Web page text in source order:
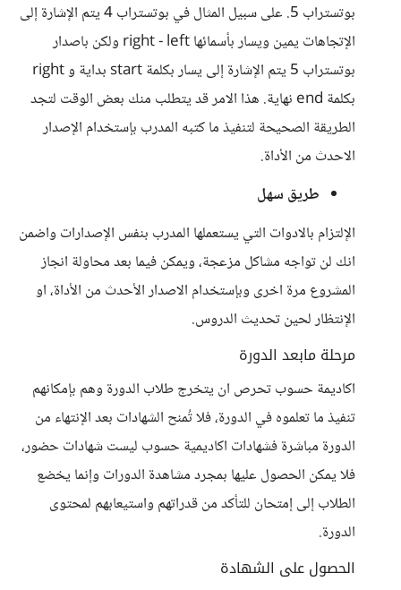
بوتستراب 5. على سبيل المثال في بوتستراب 4 يتم الإشارة إلى
الإتجاهات يمين ويسار بأسمائها right - left ولكن باصدار
بوتستراب 5 يتم الإشارة إلى يسار بكلمة start بداية و right
بكلمة end نهاية. هذا الامر قد يتطلب منك بعض الوقت لتجد
الطريقة الصحيحة لتنفيذ ما كتبه المدرب بإستخدام الإصدار
الاحدث من الأداة.
طريق سهل
الإلتزام بالادوات التي يستعملها المدرب بنفس الإصدارات واضمن
انك لن تواجه مشاكل مزعجة، ويمكن فيما بعد محاولة انجاز
المشروع مرة اخرى وبإستخدام الاصدار الأحدث من الأداة، او
الإنتظار لحين تحديث الدروس.
مرحلة مابعد الدورة
اكاديمة حسوب تحرص ان يتخرج طلاب الدورة وهم بإمكانهم
تنفيذ ما تعلموه في الدورة، فلا تُمنح الشهادات بعد الإنتهاء من
الدورة مباشرة فشهادات اكاديمية حسوب ليست شهادات حضور،
فلا يمكن الحصول عليها بمجرد مشاهدة الدورات وإنما يخضع
الطلاب إلى إمتحان للتأكد من قدراتهم واستيعابهم لمحتوى
الدورة.
الحصول على الشهادة